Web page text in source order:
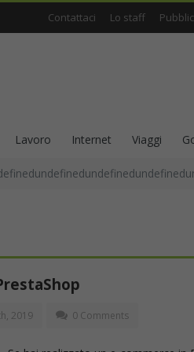
Contattaci Lo staff
Lavoro Internet Viaggi
2019 0 Comments